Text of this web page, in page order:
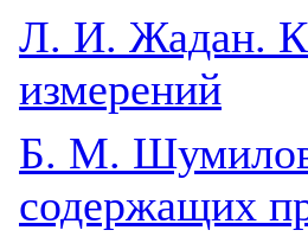
Л. И. Жадан. К
измерений
Б. М.
содержащих